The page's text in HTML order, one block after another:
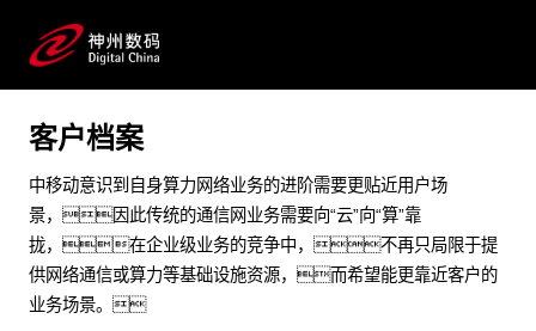
赋能核心算力网络业务建设，显著提升业务敏捷性
客户档案
中移动意识到自身算力网络业务的进阶需要更贴近用户场
景，因此传统的通信网业务需要向“云”向“算”靠
拢，在企业级业务的竞争中，不再只局限于提
供网络通信或算力等基础设施资源，而希望能更靠近客户的
业务场景。